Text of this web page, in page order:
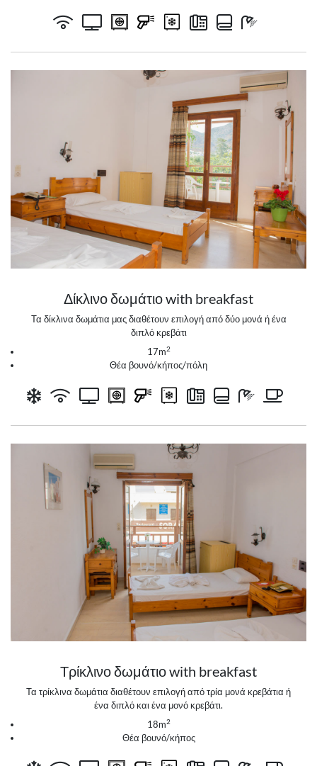
Δίκλινο δωμάτιο with breakfast
Τα δίκλινα δωμάτια μας διαθέτουν επιλογή από δύο μονά ή ένα
διπλό κρεβάτι
17m2
Θέα βουνό/κήπος/πόλη
Τρίκλινο δωμάτιο with breakfast
Τα τρίκλινα δωμάτια διαθέτουν επιλογή από τρία μονά κρεβάτια ή
ένα διπλό και ένα μονό κρεβάτι.
18m2
Θέα βουνό/κήπος